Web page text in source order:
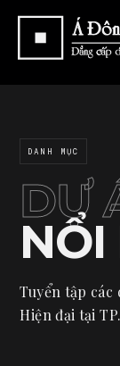
DANH MỤC
DỰ
NỔI
Tuyển tập
Hiện đại tại